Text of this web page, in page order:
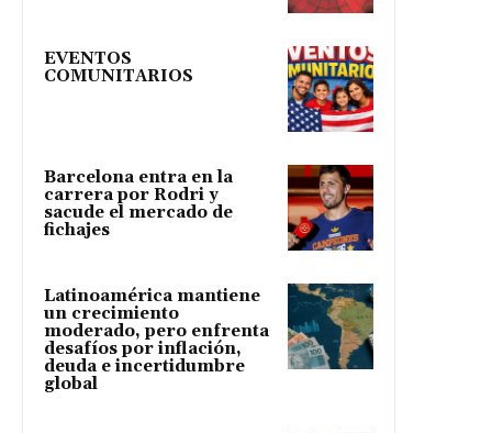
EVENTOS
COMUNITARIOS
Barcelona entra en la
carrera por Rodri y
sacude el mercado de
fichajes
Latinoamérica mantiene
un crecimiento
moderado, pero enfrenta
desafíos por inflación,
deuda e incertidumbre
global